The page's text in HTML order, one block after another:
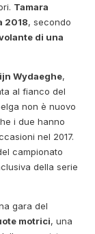
Tamara
2018, secondo
di una
Wydaeghe,
al fianco del
non è nuovo
i due hanno
nel 2017.
campionato
della serie
gara del
motrici, una